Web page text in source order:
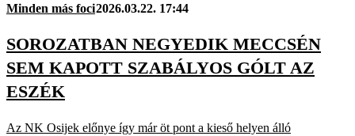
Minden más foci2026.03.22. 17:44
SOROZATBAN NEGYEDIK MECCSÉN
SEM KAPOTT SZABÁLYOS GÓLT AZ
ESZÉK
Az NK Osijek előnye így már öt pont a kieső helyen álló